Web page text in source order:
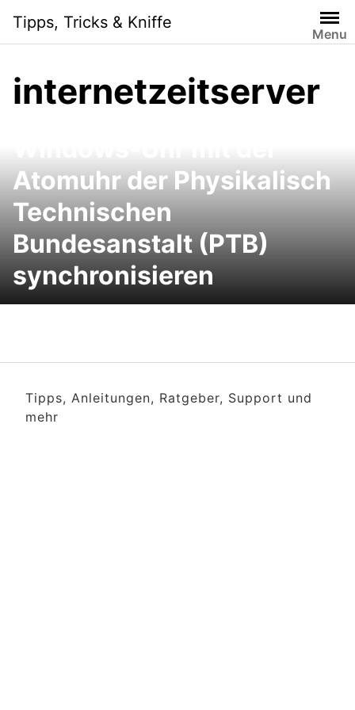
content
Tipps, Tricks & Kniffe
Menu
internetzeitserver
Atomuhr der Physikalisch
Technischen
Bundesanstalt (PTB)
synchronisieren
Tipps, Anleitungen, Ratgeber, Support und
mehr